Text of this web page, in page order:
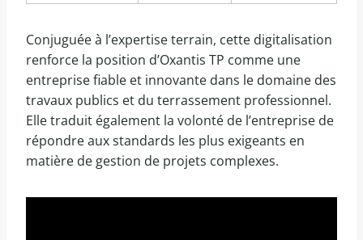
Conjuguée à l’expertise terrain, cette digitalisation
renforce la position d’Oxantis TP comme une
entreprise fiable et innovante dans le domaine des
travaux publics et du terrassement professionnel.
Elle traduit également la volonté de l’entreprise de
répondre aux standards les plus exigeants en
matière de gestion de projets complexes.